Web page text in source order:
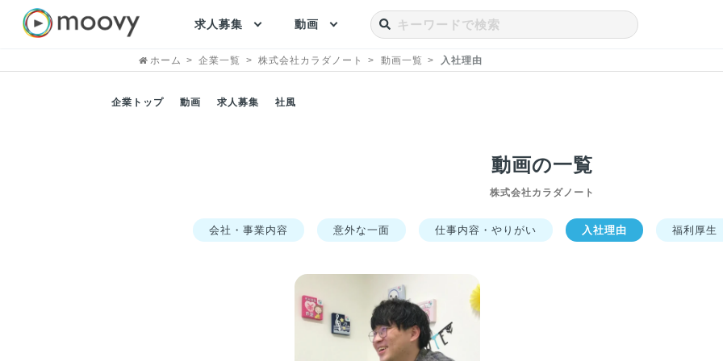
求人募集 動画
ホーム 企業一覧 株式会社カラダノート 動画一覧 入社理由
企業トップ 動画 求人募集 社風
動画の一覧
株式会社カラダノート
会社・事業内容 意外な一面 仕事内容・やりがい 入社理由 福利厚生